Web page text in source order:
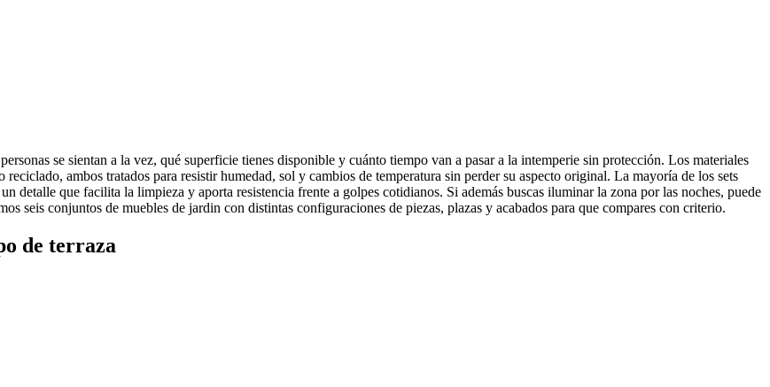
se sientan a la vez, qué superficie tienes disponible y cuánto tiempo van a pasar a la intemperie sin protección. Los materiales
ambos tratados para resistir humedad, sol y cambios de temperatura sin perder su aspecto original. La mayoría de los sets
detalle que facilita la limpieza y aporta resistencia frente a golpes cotidianos. Si además buscas iluminar la zona por las noches, puede
seis conjuntos de muebles de jardin con distintas configuraciones de piezas, plazas y acabados para que compares con criterio.
de terraza